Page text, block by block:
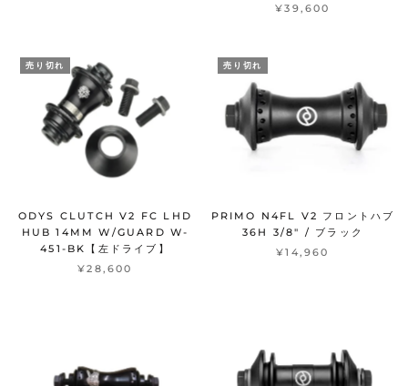
¥39,600
売り切れ
ODYS CLUTCH V2 FC LHD
HUB 14MM W/GUARD W-
451-BK【左ドライブ】
¥28,600
売り切れ
PRIMO N4FL V2 フロントハブ
36H 3/8" / ブラック
¥14,960